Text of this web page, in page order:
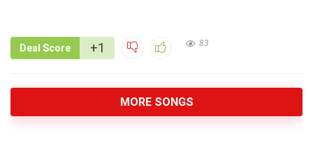
Deal Score +1 83
MORE SONGS